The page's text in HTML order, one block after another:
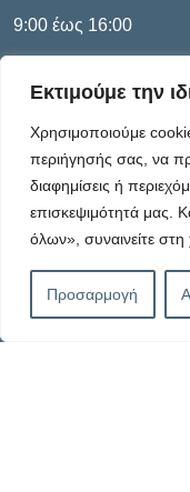
Εκτιμούμε την
Χρησιμοποιούμε
περιήγησής σας, να
διαφημίσεις ή
επισκεψιμότητά μας.
όλων», συναινείτε
Προσαρμογή
9:00 έως 16:00
Καταστατικό
Πολιτική Απορρήτου
Πολιτική Cookies –